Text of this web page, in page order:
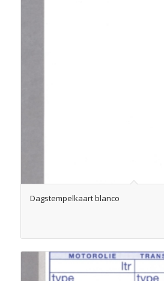
Dagstempelkaart blanco